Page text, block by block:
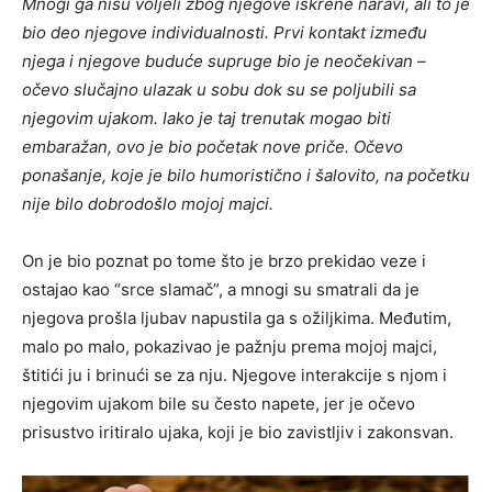
bio deo njegove individualnosti. Prvi kontakt između
njega i njegove buduće supruge bio je neočekivan –
očevo slučajno ulazak u sobu dok su se poljubili sa
njegovim ujakom. Iako je taj trenutak mogao biti
embaražan, ovo je bio početak nove priče. Očevo
ponašanje, koje je bilo humoristično i šalovito, na početku
nije bilo dobrodošlo mojoj majci.
On je bio poznat po tome što je brzo prekidao veze i
ostajao kao “srce slamač”, a mnogi su smatrali da je
njegova prošla ljubav napustila ga s ožiljkima. Međutim,
malo po malo, pokazivao je pažnju prema mojoj majci,
štitići ju i brinući se za nju. Njegove interakcije s njom i
njegovim ujakom bile su često napete, jer je očevo
prisustvo iritiralo ujaka, koji je bio zavistljiv i zakonsvan.